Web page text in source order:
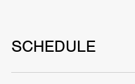
SCHEDULE